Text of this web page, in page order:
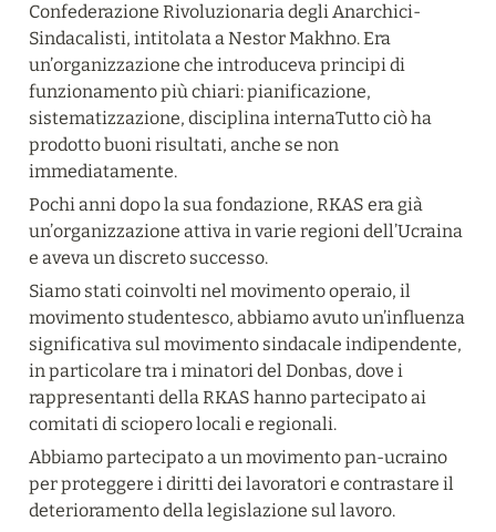
Confederazione Rivoluzionaria degli Anarchici-
Sindacalisti, intitolata a Nestor Makhno. Era
un’organizzazione che introduceva principi di
funzionamento più chiari: pianificazione,
sistematizzazione, disciplina internaTutto ciò ha
prodotto buoni risultati, anche se non
immediatamente.
Pochi anni dopo la sua fondazione, RKAS era già
un’organizzazione attiva in varie regioni dell’Ucraina
e aveva un discreto successo.
Siamo stati coinvolti nel movimento operaio, il
movimento studentesco, abbiamo avuto un’influenza
significativa sul movimento sindacale indipendente,
in particolare tra i minatori del Donbas, dove i
rappresentanti della RKAS hanno partecipato ai
comitati di sciopero locali e regionali.
Abbiamo partecipato a un movimento pan-ucraino
per proteggere i diritti dei lavoratori e contrastare il
deterioramento della legislazione sul lavoro.